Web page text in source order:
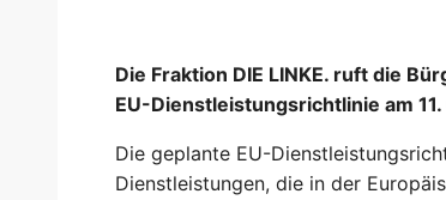
Die Fraktion DIE LINKE. ruft die
EU-Dienstleistungsrichtlinie am
Die geplante EU-
Dienstleistungen, die in der